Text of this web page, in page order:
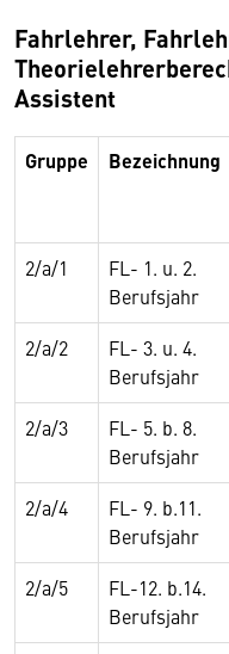
Fahrlehrer,
Assistent
Gruppe Bezeichnung
2/a/1
FL- 1. u. 2.
Berufsjahr
2/a/2
FL- 3. u. 4.
Berufsjahr
2/a/3
FL- 5. b. 8.
Berufsjahr
2/a/4
FL- 9. b.11.
Berufsjahr
2/a/5
FL-12. b.14.
Berufsjahr